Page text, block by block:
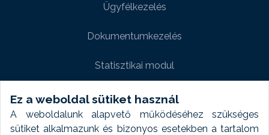
Ez a weboldal sütiket használ
A weboldalunk alapvető működéséhez szükséges
sütiket alkalmazunk és bizonyos esetekben a tartalom
Ügyfélkezelés
Dokumentumkezelés
Statisztikai modul
Weboldal modul
Fényképtár extra modul